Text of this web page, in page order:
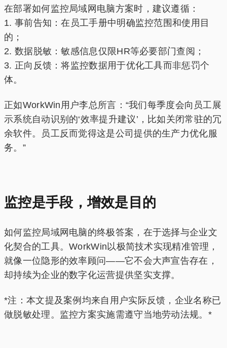
在部署如何监控局域网电脑方案时，建议遵循：
1. 事前告知：在员工手册中明确监控范围和使用目
的；
2. 数据脱敏：敏感信息仅限HR等必要部门查阅；
3. 正向反馈：将监控数据用于优化工具而非惩罚个
体。
正如WorkWin用户李总所言：“我们每季度会向员工展
示系统自动识别的‘效率提升建议’，比如关闭常驻的冗
余软件。员工反而觉得这是公司提供的生产力优化服
务。”
监控是手段，增效是目的
如何监控局域网电脑的终极答案，在于选择与企业文
化契合的工具。WorkWin以极简技术实现精准管理，
就像一位隐形的效率顾问——它不会大声宣告存在，
却持续为企业的数字化运营提供坚实支撑。
*注：本文提及案例均来自用户实际反馈，企业名称已
做脱敏处理。监控方案实施需遵守当地劳动法规。*